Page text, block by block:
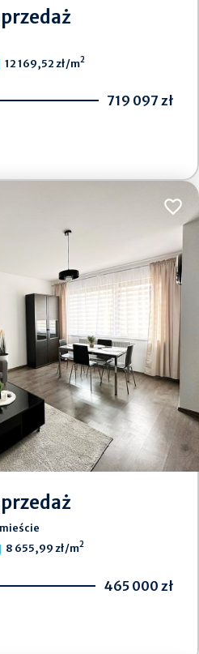
12 169,52 zł/m2
719 097 zł
8 655,99 zł/m2
465 000 zł